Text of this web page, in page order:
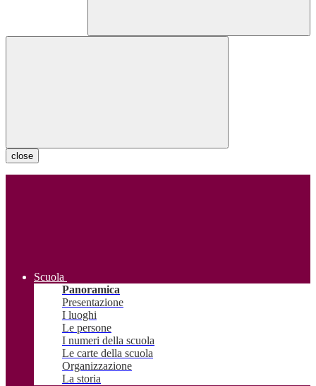
close
Scuola
Panoramica
Presentazione
I luoghi
Le persone
I numeri della scuola
Le carte della scuola
Organizzazione
La storia